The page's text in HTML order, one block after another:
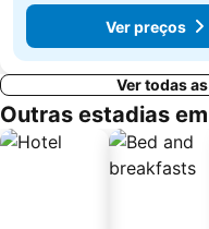
De
€ 62 Ver preços
Ver todas
Outras estadias